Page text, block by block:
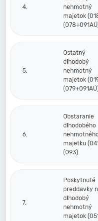
4.
nehmotný
majetok
5.
Ostatný
dlhodobý
nehmotný
majetok
6.
Obstaranie
dlhodobého
majetku
(093)
7.
Poskytnuté
preddavky
dlhodobý
nehmotný
majetok